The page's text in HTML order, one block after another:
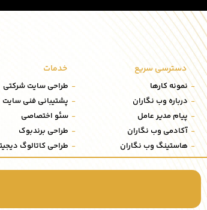
دسترسی سریع
نمونه کارها
درباره وب نگاران
پیام مدیر عامل
آکادمی وب نگاران
هاستینگ وب نگاران
خدمات
طراحی سایت شرکتی
پشتیبانی فنی سایت
سئو اختصاصی
طراحی برندبوک
طراحی کاتالوگ